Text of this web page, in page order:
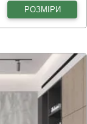
РОЗМІРИ